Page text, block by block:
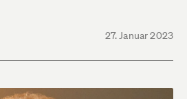
27. Januar 2023